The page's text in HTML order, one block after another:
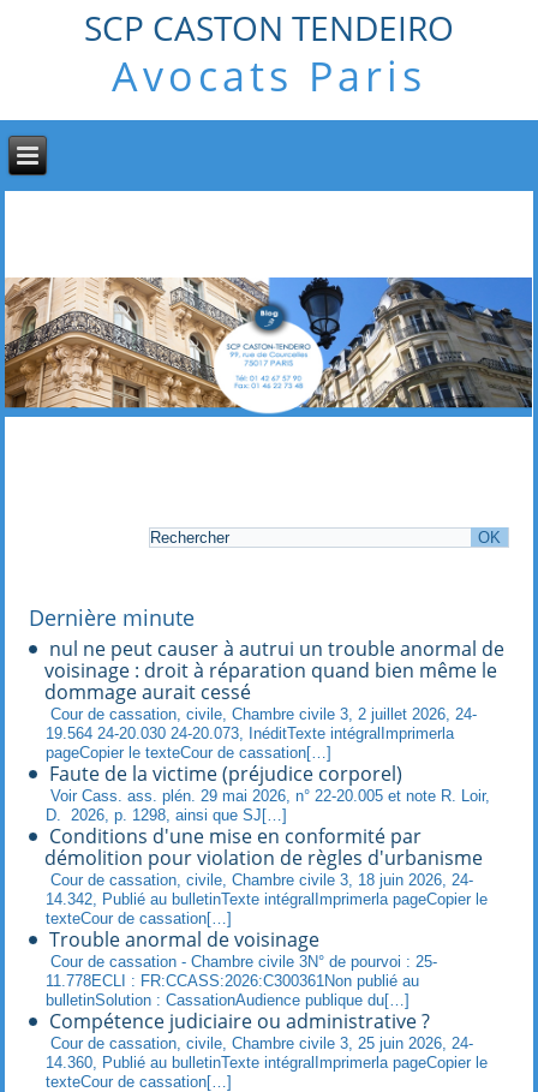
SCP CASTON TENDEIRO
Avocats Paris
Dernière minute
nul ne peut causer à autrui un trouble anormal de
voisinage : droit à réparation quand bien même le
dommage aurait cessé
Cour de cassation, civile, Chambre civile 3, 2 juillet 2026, 24-
19.564 24-20.030 24-20.073, InéditTexte intégralImprimerla
pageCopier le texteCour de cassation[…]
Faute de la victime (préjudice corporel)
Voir Cass. ass. plén. 29 mai 2026, n° 22-20.005 et note R. Loir,
D. 2026, p. 1298, ainsi que SJ[…]
Conditions d'une mise en conformité par
démolition pour violation de règles d'urbanisme
Cour de cassation, civile, Chambre civile 3, 18 juin 2026, 24-
14.342, Publié au bulletinTexte intégralImprimerla pageCopier le
texteCour de cassation[…]
Trouble anormal de voisinage
Cour de cassation - Chambre civile 3N° de pourvoi : 25-
11.778ECLI : FR:CCASS:2026:C300361Non publié au
bulletinSolution : CassationAudience publique du[…]
Compétence judiciaire ou administrative ?
Cour de cassation, civile, Chambre civile 3, 25 juin 2026, 24-
14.360, Publié au bulletinTexte intégralImprimerla pageCopier le
texteCour de cassation[…]